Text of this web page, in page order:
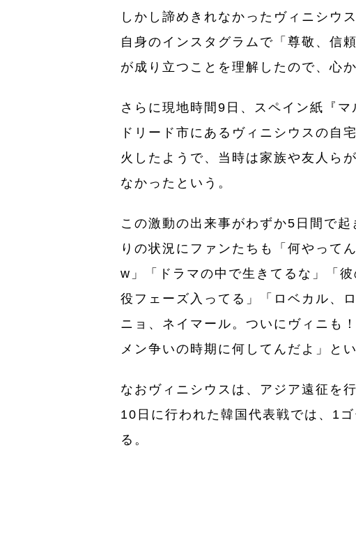
しかし諦めきれなかったヴィニシウ
自身のインスタグラムで「尊敬、信
が成り立つことを理解したので、心
さらに現地時間9日、スペイン紙『
ドリード市にあるヴィニシウスの自
火したようで、当時は家族や友人ら
なかったという。
この激動の出来事がわずか5日間で
りの状況にファンたちも「何やって
w」「ドラマの中で生きてるな」「
役フェーズ入ってる」「ロベカル、
ニョ、ネイマール。ついにヴィニも！
メン争いの時期に何してんだよ」
と
なおヴィニシウスは、アジア遠征を
10日に行われた韓国代表戦では、1
る。